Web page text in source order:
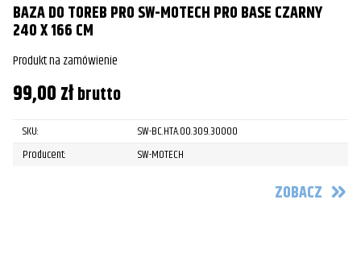
BAZA DO TOREB PRO SW-MOTECH PRO BASE CZARNY
240 X 166 CM
Produkt na zamówienie
99,00złbrutto
SKU:
SW-BC.HTA.00.309.30000
Producent:
SW-MOTECH
ZOBACZ